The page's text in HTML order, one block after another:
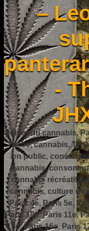
–
-
fumer du cannabis,
herbe, cannabis,
en public,
cannabis,
cannabis récréatif,
cannabis, culture
Paris 4e, Paris 5e,
Paris 10e, Paris 11e,
15e, Paris 16e, Paris